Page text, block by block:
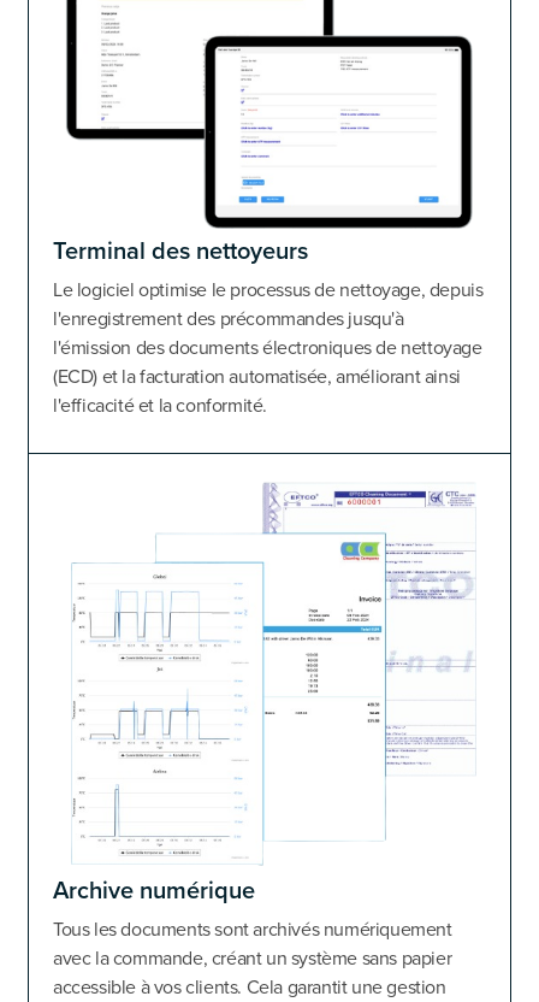
Terminal des nettoyeurs
Le logiciel optimise le processus de nettoyage, depuis
l'enregistrement des précommandes jusqu'à
l'émission des documents électroniques de nettoyage
(ECD) et la facturation automatisée, améliorant ainsi
l'efficacité et la conformité.
Archive numérique
Tous les documents sont archivés numériquement
avec la commande, créant un système sans papier
accessible à vos clients. Cela garantit une gestion